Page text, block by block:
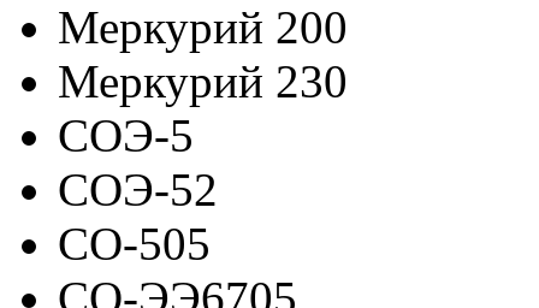
Меркурий 200
Меркурий 230
СОЭ-5
СОЭ-52
СО-505